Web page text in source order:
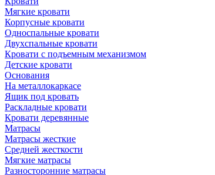
Мягкие кровати
Корпусные кровати
Односпальные кровати
Двухспальные кровати
Кровати с подъемным механизмом
Детские кровати
Основания
На металлокаркасе
Ящик под кровать
Раскладные кровати
Кровати деревянные
Матрасы
Матрасы жесткие
Средней жесткости
Мягкие матрасы
Разносторонние матрасы